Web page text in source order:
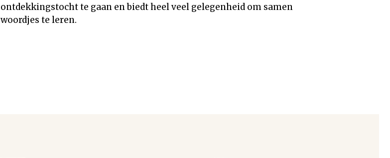
ontdekkingstocht te gaan en biedt heel veel gelegenheid om samen
woordjes te leren.